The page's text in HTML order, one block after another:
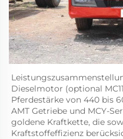
Dieselmotor (optional
Pferdestärke von 440 bis
AMT Getriebe und MCY-
goldene Kraftkette, die
Kraftstoffeffizienz